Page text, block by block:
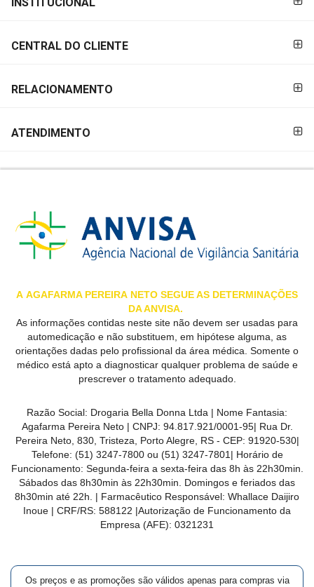
&
OFERTAS
ATENDIMENTO
LOCALIZAÇÃO
CENTRAL
DE
ATENDIMENTO
MAIS
PRÓXIMA
DO
CLIENTE
PAGAMENTO
CENTRAL DO CLIENTE
RELACIONAMENTO
ATENDIMENTO
A AGAFARMA PEREIRA NETO SEGUE AS DETERMINAÇÕES
DA ANVISA.
As informações contidas neste site não devem ser usadas para
automedicação e não substituem, em hipótese alguma, as
orientações dadas pelo profissional da área médica. Somente o
médico está apto a diagnosticar qualquer problema de saúde e
prescrever o tratamento adequado.
Razão Social: Drogaria Bella Donna Ltda | Nome Fantasia:
Agafarma Pereira Neto | CNPJ: 94.817.921/0001-95| Rua Dr.
Pereira Neto, 830, Tristeza, Porto Alegre, RS - CEP: 91920-530|
Telefone: (51) 3247-7800 ou (51) 3247-7801 | Horário de
Funcionamento: Segunda-feira a sexta-feira das 8h às 22h30min.
Sábados das 8h30min às 22h30min. Domingos e feriados das
8h30min até 22h. | Farmacêutico Responsável: Whallace Daijiro
Inoue | CRF/RS: 588122 |Autorização de Funcionamento da
Empresa (AFE): 0321231
Os preços e as promoções são válidos apenas para compras via